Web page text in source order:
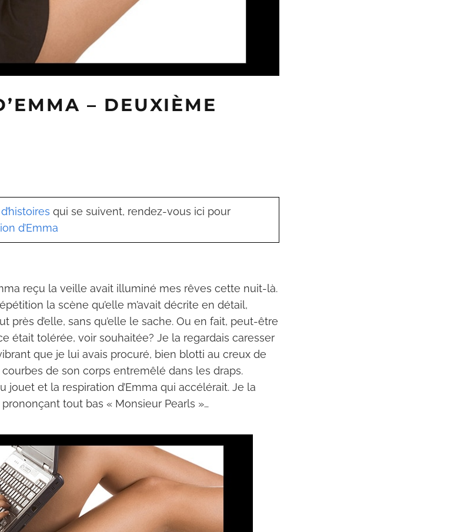
– DEUXIÈME
qui se suivent, rendez-vous ici pour
d’Emma
reçu la veille avait illuminé mes rêves cette nuit-là.
la scène qu’elle m’avait décrite en détail,
près d’elle, sans qu’elle le sache. Ou en fait, peut-être
était tolérée, voir souhaitée? Je la regardais caresser
que je lui avais procuré, bien blotti au creux de
de son corps entremêlé dans les draps.
jouet et la respiration d’Emma qui accélérait. Je la
tout bas « Monsieur Pearls »…